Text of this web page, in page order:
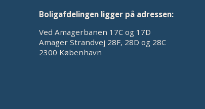
Boligafdelingen ligger på adressen:
Ved Amagerbanen 17C og 17D
Amager Strandvej 28F, 28D og 28C
2300 København